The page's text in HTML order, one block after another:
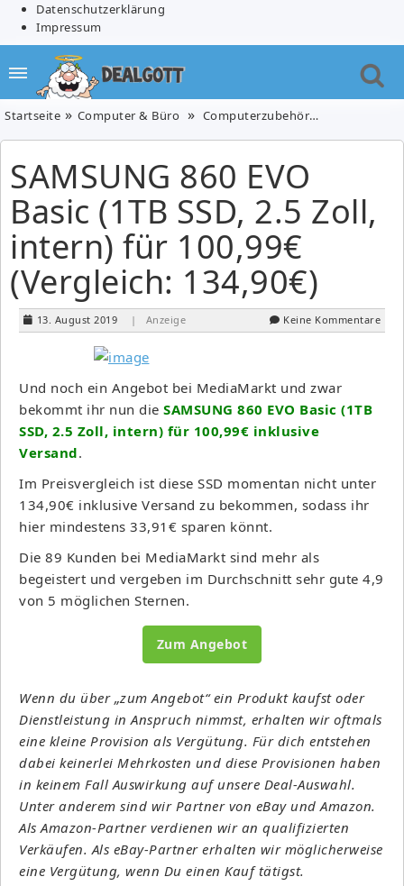
Datenschutzerklärung
Impressum
Startseite Computer & Büro Computerzubehör
SAMSUNG 860 EVO
Basic (1TB SSD, 2.5 Zoll,
intern) für 100,99€
(Vergleich: 134,90€)
13. August 2019 | Anzeige Keine Kommentare
Und noch ein Angebot bei MediaMarkt und zwar
bekommt ihr nun die SAMSUNG 860 EVO Basic (1TB
SSD, 2.5 Zoll, intern) für 100,99€ inklusive
Versand.
Im Preisvergleich ist diese SSD momentan nicht unter
134,90€ inklusive Versand zu bekommen, sodass ihr
hier mindestens 33,91€ sparen könnt.
Die 89 Kunden bei MediaMarkt sind mehr als
begeistert und vergeben im Durchschnitt sehr gute 4,9
von 5 möglichen Sternen.
Zum Angebot
Wenn du über „zum Angebot“ ein Produkt kaufst oder
Dienstleistung in Anspruch nimmst, erhalten wir oftmals
eine kleine Provision als Vergütung. Für dich entstehen
dabei keinerlei Mehrkosten und diese Provisionen haben
in keinem Fall Auswirkung auf unsere Deal-Auswahl.
Unter anderem sind wir Partner von eBay und Amazon.
Als Amazon-Partner verdienen wir an qualifizierten
Verkäufen. Als eBay-Partner erhalten wir möglicherweise
eine Vergütung, wenn Du einen Kauf tätigst.